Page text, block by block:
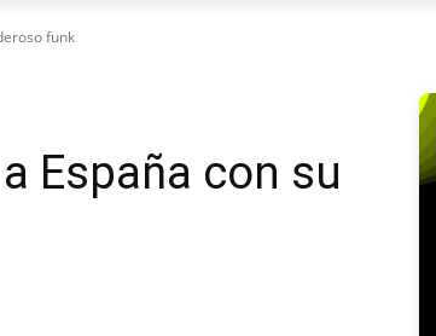
funk
España con su